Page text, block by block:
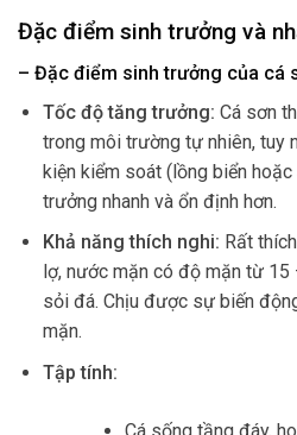
Đặc điểm sinh trưởng và
– Đặc điểm sinh trưởng của cá
Tốc độ tăng trưởng: Cá sơn
trong môi trường tự nhiên, tuy
kiện kiểm soát (lồng biển
trưởng nhanh và ổn định hơn.
Khả năng thích nghi: Rất
lợ, nước mặn có độ mặn từ
sỏi đá. Chịu được sự biến
mặn.
Tập tính: